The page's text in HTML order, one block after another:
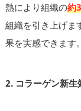
熱により組織の約
組織を引き上げま
果を実感できます。
2. コラーゲン新生